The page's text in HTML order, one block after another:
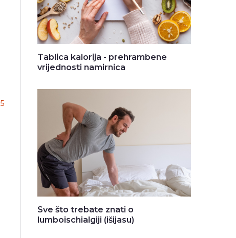
5
Tablica kalorija - prehrambene
vrijednosti namirnica
Sve što trebate znati o
lumboischialgiji (išijasu)